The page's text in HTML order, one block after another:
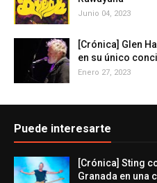
Junio 04, 2023
[Crónica] Glen
en su único
Enero 27, 2023
Puede interesarte
[Crónica] Sting
Granada en una